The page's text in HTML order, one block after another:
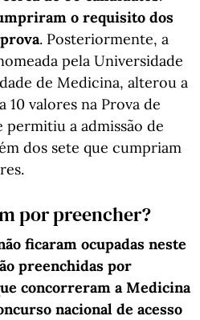
o requisito dos
. Posteriormente, a
pela Universidade
de Medicina, alterou a
10 valores na Prova de
a admissão de
dos sete que cumpriam
por preencher?
ficaram ocupadas neste
preenchidas por
concorreram a Medicina
nacional de acesso